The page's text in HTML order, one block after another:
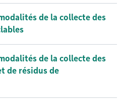
de la collecte des
de la collecte des
de résidus de